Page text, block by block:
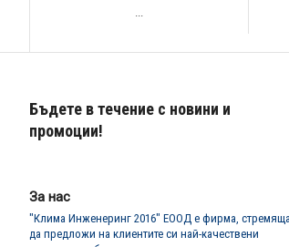
Бъдете в течение с новини и
промоции!
За нас
"Клима Инженеринг 2016" ЕООД е фирма,
да предложи на клиентите си най-качествени